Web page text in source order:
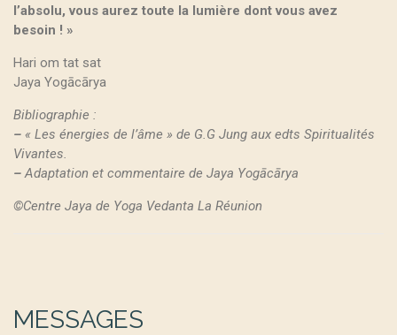
l’absolu, vous aurez toute la lumière dont vous avez
besoin ! »
Hari om tat sat
Jaya Yogācārya
Bibliographie :
– « Les énergies de l’âme » de G.G Jung aux edts Spiritualités
Vivantes.
–Adaptation et commentaire de Jaya Yogācārya
©Centre Jaya de Yoga Vedanta La Réunion
MESSAGES